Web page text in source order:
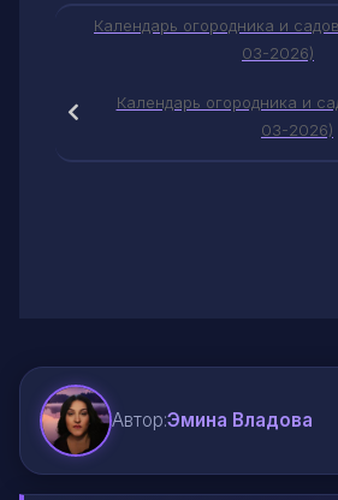
Календарь огородника и
03-2026)
Календарь огородника и
03-2026)
Автор:Эмина Владова